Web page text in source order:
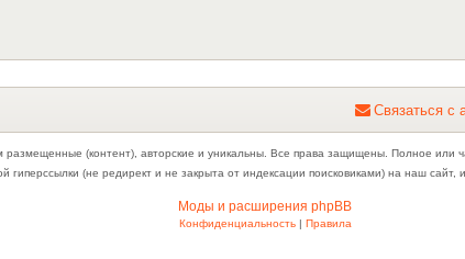
Связаться с
(контент), авторские и уникальны. Все права защищены. Полное или
гиперссылки (не редирект и не закрыта от индексации поисковиками) на наш
Моды и расширения phpBB
Конфиденциальность| Правила